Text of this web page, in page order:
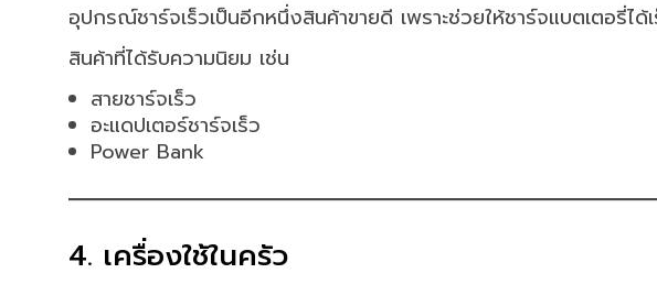
อุปกรณ์ชาร์จเร็วเป็นอีกหนึ่งสินค้าขายดี เพราะช่วยให้ชาร์จแบตเตอรี่ได้
สินค้าที่ได้รับความนิยม เช่น
สายชาร์จเร็ว
อะแดปเตอร์ชาร์จเร็ว
Power Bank
4. เครื่องใช้ในครัว